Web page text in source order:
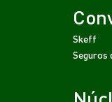
Skeff
Seguros